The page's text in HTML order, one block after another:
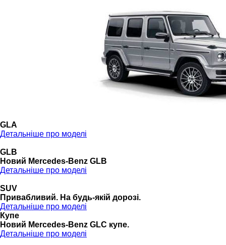
GLA
Детальніше про моделі
GLB
Новий Mercedes-Benz GLB
Детальніше про моделі
SUV
Привабливий. На будь-якій дорозі.
Детальніше про моделі
Купе
Новий Mercedes-Benz GLС купе.
Детальніше про моделі